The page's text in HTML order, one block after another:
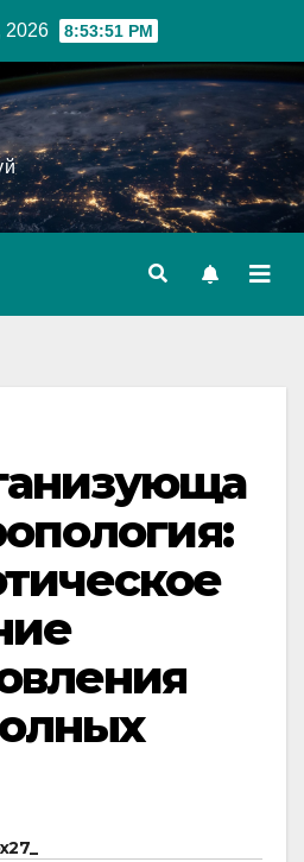
2026 8:53:52 PM